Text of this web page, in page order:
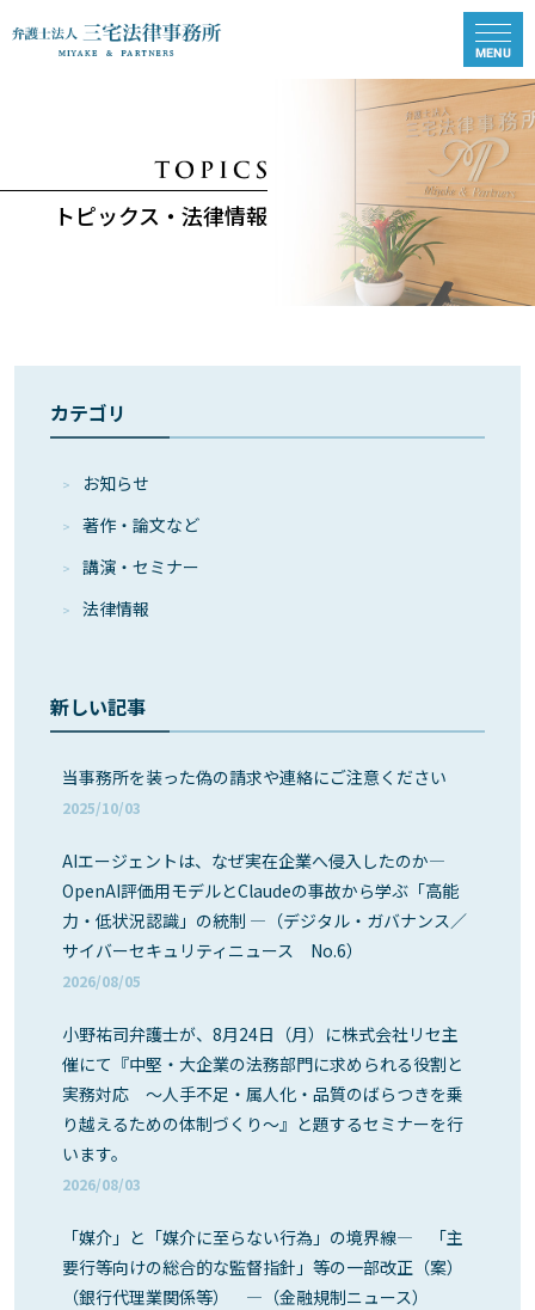
トピックス・法律情報
カテゴリ
お知らせ
著作・論⽂など
講演・セミナー
法律情報
新しい記事
当事務所を装った偽の請求や連絡にご注意ください
2025/10/03
AIエージェントは、なぜ実在企業へ侵入したのか―
OpenAI評価用モデルとClaudeの事故から学ぶ「高能
力・低状況認識」の統制 ―（デジタル・ガバナンス／
サイバーセキュリティニュース No.6）
2026/08/05
小野祐司弁護士が、8月24日（月）に株式会社リセ主
催にて『中堅・大企業の法務部門に求められる役割と
実務対応 ～人手不足・属人化・品質のばらつきを乗
り越えるための体制づくり～』と題するセミナーを行
います。
2026/08/03
「媒介」と「媒介に至らない行為」の境界線― 「主
要行等向けの総合的な監督指針」等の一部改正（案）
（銀行代理業関係等） ―（金融規制ニュース）